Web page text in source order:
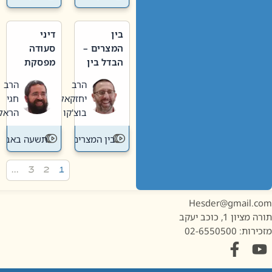
בין
המצרים –
הבדל בין
חדשה
לישנה
הרב
יחזקאל
בוצ'קו
בין המצרים
דיני
סעודה
מפסקת
תשעה
באב
הרב
חגי
הראל
תשעה באב
1, כוכב יעקב
02-6550500